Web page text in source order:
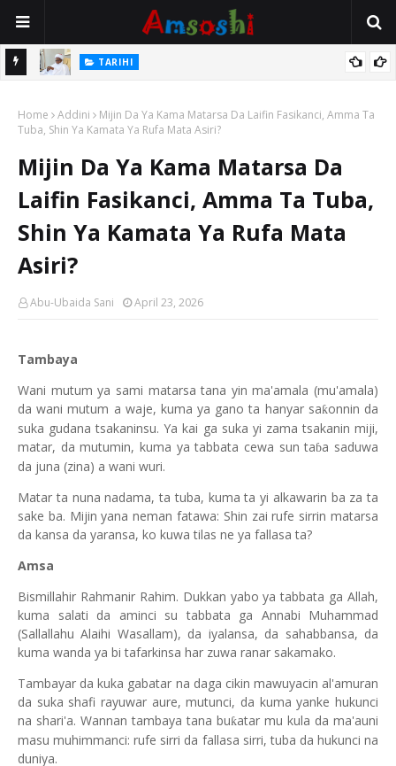
Mata TARIHI
Hassan
Home Addini
Mijin Da Ya Kama Matarsa Da Laifin Fasikanci, Amma Ta
Tuba, Shin Ya Kamata Ya Rufa Mata Asiri?
Mijin Da Ya Kama Matarsa Da
Laifin Fasikanci, Amma Ta Tuba,
Shin Ya Kamata Ya Rufa Mata
Asiri?
Abu-Ubaida Sani April 23, 2026
Tambaya
Wani mutum ya sami matarsa tana yin ma'amala (mu'amala)
da wani mutum a waje, kuma ya gano ta hanyar saƙonnin da
suka gudana tsakaninsu. Ya kai ga suka yi zama tsakanin miji,
matar, da mutumin, kuma ya tabbata cewa sun taɓa saduwa
da juna (zina) a wani wuri.
Matar ta nuna nadama, ta tuba, kuma ta yi alkawarin ba za ta
sake ba. Mijin yana neman fatawa: Shin zai rufe sirrin matarsa
da kansa da yaransa, ko kuwa tilas ne ya fallasa ta?
Amsa
Bismillahir Rahmanir Rahim. Dukkan yabo ya tabbata ga Allah,
kuma salati da aminci su tabbata ga Annabi Muhammad
(Sallallahu Alaihi Wasallam), da iyalansa, da sahabbansa, da
kuma wanda ya bi tafarkinsa har zuwa ranar sakamako.
Tambayar da kuka gabatar na daga cikin mawuyacin al'amuran
da suka shafi rayuwar aure, mutunci, da kuma yanke hukunci
na shari'a. Wannan tambaya tana buƙatar mu kula da ma'auni
masu muhimmanci: rufe sirri da fallasa sirri, tuba da hukunci na
duniya.